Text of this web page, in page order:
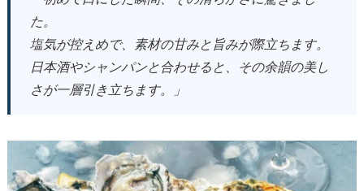
た。
塩気が控えめで、素材の甘みと旨みが際立ちます。
日本酒やシャンパンと合わせると、その余韻の美し
さが一層引き立ちます。」